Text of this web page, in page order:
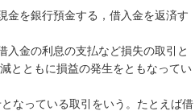
金を銀行預金する，借入金を返済す
入金の利息の支払など損失の取引と
とともに損益の発生をともなってい
なっている取引をいう。たとえば借